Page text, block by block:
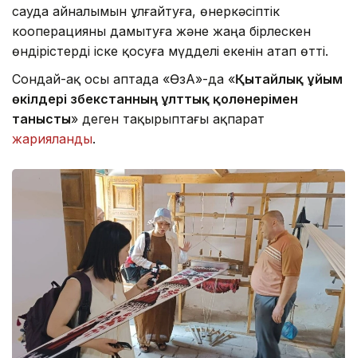
сауда айналымын ұлғайтуға, өнеркәсіптік
кооперацияны дамытуға және жаңа бірлескен
өндірістерді іске қосуға мүдделі екенін атап өтті.
Сондай-ақ осы аптада «ӨзА»-да «Қытайлық ұйым
өкілдері Өзбекстанның ұлттық қолөнерімен
танысты» деген тақырыптағы ақпарат
жарияланды.